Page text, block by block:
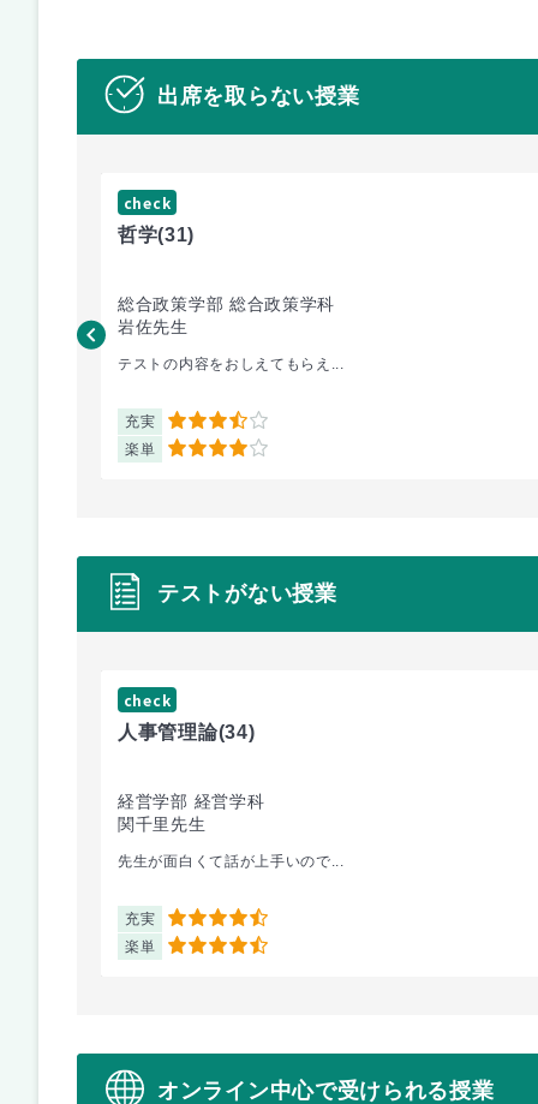
出席を取らない授業
check
哲学(31)
総合政策学部 総合政策学科
岩佐先生
テストの内容をおしえてもらえ...
充実 3.5
楽単 4
テストがない授業
check
人事管理論(34)
経営学部 経営学科
関千里先生
先生が面白くて話が上手いので...
充実 4.5
楽単 4.5
オンライン中心で受けられる授業